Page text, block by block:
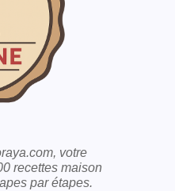
votre
recettes maison
par étapes.